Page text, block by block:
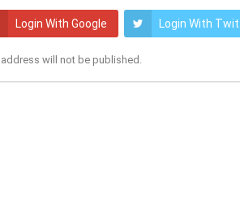
Login With Google Login With
will not be published.